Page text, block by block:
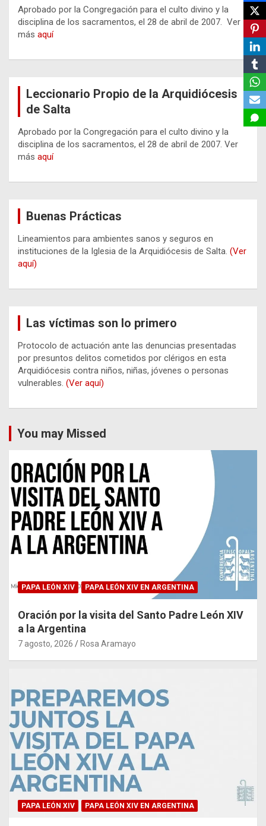
Aprobado por la Congregación para el culto divino y la
disciplina de los sacramentos, el 28 de abril de 2007. Ver
más aquí
Leccionario Propio de la Arquidiócesis
de Salta
Aprobado por la Congregación para el culto divino y la
disciplina de los sacramentos, el 28 de abril de 2007. Ver
más aquí
Buenas Prácticas
Lineamientos para ambientes sanos y seguros en
instituciones de la Iglesia de la Arquidiócesis de Salta. (Ver
aquí)
Las víctimas son lo primero
Protocolo de actuación ante las denuncias presentadas
por presuntos delitos cometidos por clérigos en esta
Arquidiócesis contra niños, niñas, jóvenes o personas
vulnerables. (Ver aquí)
You may Missed
PAPA LEÓN XIV PAPA LEÓN XIV EN ARGENTINA
Oración por la visita del Santo Padre León XIV
a la Argentina
7 agosto, 2026 Rosa Aramayo
PAPA LEÓN XIV PAPA LEÓN XIV EN ARGENTINA